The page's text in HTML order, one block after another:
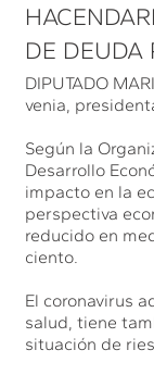
DE DEUDA
DIPUTADO
venia,
Según la
Desarrollo
impacto en la
perspectiva
reducido en
ciento.
El coronavirus
salud, tiene
situación de